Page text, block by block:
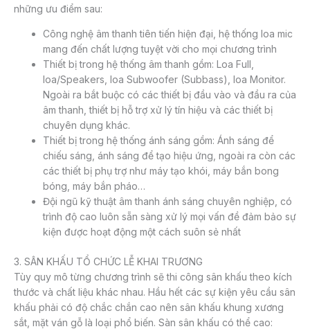
những ưu điểm sau:
Công nghệ âm thanh tiên tiến hiện đại, hệ thống loa mic
mang đến chất lượng tuyệt vời cho mọi chương trình
Thiết bị trong hệ thống âm thanh gồm: Loa Full,
loa/Speakers, loa Subwoofer (Subbass), loa Monitor.
Ngoài ra bắt buộc có các thiết bị đầu vào và đầu ra của
âm thanh, thiết bị hỗ trợ xử lý tín hiệu và các thiết bị
chuyên dụng khác.
Thiết bị trong hệ thống ánh sáng gồm: Ánh sáng để
chiếu sáng, ánh sáng để tạo hiệu ứng, ngoài ra còn các
các thiết bị phụ trợ như máy tạo khói, máy bắn bong
bóng, máy bắn pháo…
Đội ngũ kỹ thuật âm thanh ánh sáng chuyên nghiệp, có
trình độ cao luôn sẵn sàng xử lý mọi vấn đề đảm bảo sự
kiện được hoạt động một cách suôn sẻ nhất
3. SÂN KHẤU TỔ CHỨC LỄ KHAI TRƯƠNG
Tùy quy mô từng chương trình sẽ thi công sân khấu theo kích
thước và chất liệu khác nhau. Hầu hết các sự kiện yêu cầu sân
khấu phải có độ chắc chắn cao nên sân khấu khung xương
sắt, mặt ván gỗ là loại phổ biến. Sàn sân khấu có thể cao: